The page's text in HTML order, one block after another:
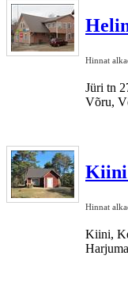
Hinnat
Jüri tn
Võru,
Kiini
Hinnat
Kiini,